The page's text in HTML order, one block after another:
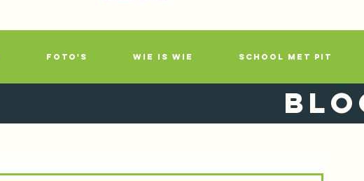
FOTO'S WIE IS WIE SCHOOL MET PIT